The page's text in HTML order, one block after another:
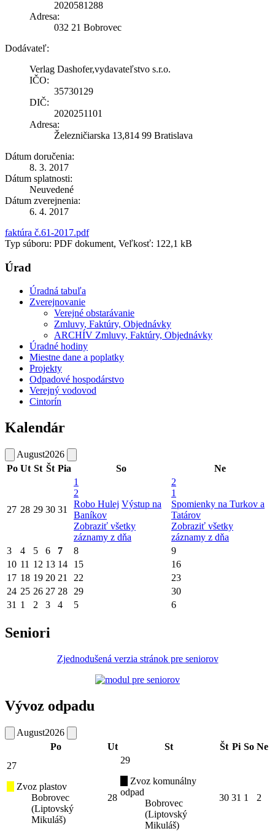
2020581288
Adresa:
032 21 Bobrovec
Dodávateľ:
Verlag Dashofer,vydavateľstvo s.r.o.
IČO:
35730129
DIČ:
2020251101
Adresa:
Železničiarska 13,814 99 Bratislava
Dátum doručenia:
8. 3. 2017
Dátum splatnosti:
Neuvedené
Dátum zverejnenia:
6. 4. 2017
faktúra č.61-2017.pdf
Typ súboru: PDF dokument, Veľkosť: 122,1 kB
Úrad
Úradná tabuľa
Zverejnovanie
Verejné obstarávanie
Zmluvy, Faktúry, Objednávky
ARCHÍV Zmluvy, Faktúry, Objednávky
Úradné hodiny
Miestne dane a poplatky
Projekty
Odpadové hospodárstvo
Verejný vodovod
Cintorín
Kalendár
August2026
Po Ut St Št Pia So Ne
27 28 29 30 31
1
2
Robo Hulej Výstup na
Baníkov
Zobraziť všetky
záznamy z dňa
2
1
Spomienky na Turkov a
Tatárov
Zobraziť všetky
záznamy z dňa
3
4 5 6 7 8
9
10 11 12 13 14 15
16
17 18 19 20 21 22
23
24 25 26 27 28 29
30
31 1 2 3 4 5 6
Seniori
Zjednodušená verzia stránok pre seniorov
Vývoz odpadu
August2026
Po
Ut St Št Pi So Ne
27
Zvoz plastov
Bobrovec
(Liptovský
Mikuláš)
28
29
Zvoz komunálny
odpad
Bobrovec
(Liptovský
Mikuláš)
30 31 1 2